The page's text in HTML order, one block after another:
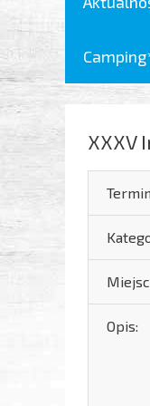
XXXV
Opis: